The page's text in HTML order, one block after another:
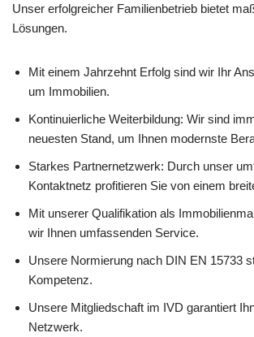
Unser erfolgreicher Familienbetrieb bietet
Lösungen.
Mit einem Jahrzehnt Erfolg sind wir Ihr
um Immobilien.
Kontinuierliche Weiterbildung: Wir sind
neuesten Stand, um Ihnen modernste
Starkes Partnernetzwerk: Durch unser
Kontaktnetz profitieren Sie von einem
Mit unserer Qualifikation als
wir Ihnen umfassenden Service.
Unsere Normierung nach DIN EN 15733
Kompetenz.
Unsere Mitgliedschaft im IVD garantiert
Netzwerk.